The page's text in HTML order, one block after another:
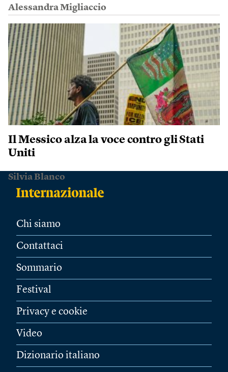
Alessandra Migliaccio
Il Messico alza la voce contro gli Stati
Uniti
Silvia Blanco
Chi siamo
Contattaci
Sommario
Festival
Privacy e cookie
Video
Dizionario italiano